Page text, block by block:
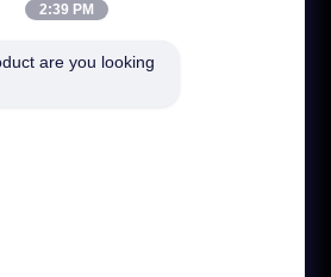
2:39 PM
are you looking